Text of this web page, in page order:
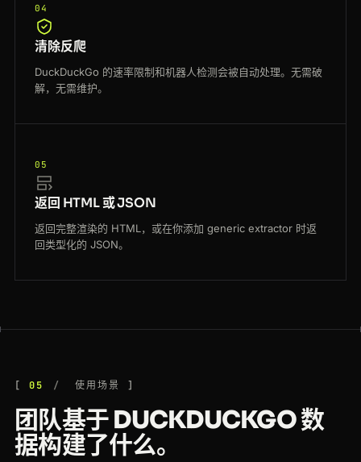
04
清除反爬
DuckDuckGo 的速率限制和机器人检测会被自动处理。无需破
解，无需维护。
05
返回 HTML 或 JSON
返回完整渲染的 HTML，或在你添加 generic extractor 时返
回类型化的 JSON。
05 使用场景
团队基于 DUCKDUCKGO 数
据构建了什么。